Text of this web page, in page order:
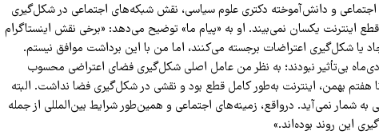
و دانش‌آموخته دکتری علوم سیاسی، نقش شبکه‌های اجتماعی در شکل‌گیری
اینترنت یکسان نمی‌بیند. او به «پیام ما» توضیح می‌دهد: «برخی نقش اینستاگرام
یا شکل‌گیری اعتراضات برجسته می‌کنند، اما من با این برداشت موافق نیستم.
شبکه‌های اجتماعی قبل از ۱۸ و ۱۹ دی‌ماه بی‌تأثیر نبودند؛ به نظر من عامل اصلی شکل‌گیری فضای اعتراضی محسوب
از طرف دیگر، از ۱۸ دی تا هفتم بهمن، اینترنت به‌طور کامل قطع بود و نقشی در شکل‌گیری فضا نداشت. البته
به شمار نمی‌آید. درواقع، زمینه‌های اجتماعی و همین‌طور شرایط بین‌المللی از جمله
این روند بوده‌اند.»